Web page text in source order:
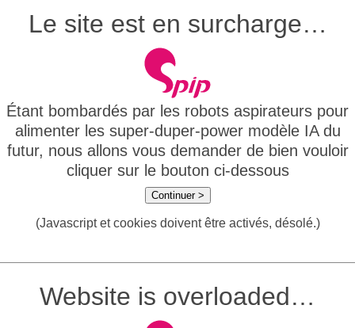
Le site est en surcharge…
Étant bombardés par les robots aspirateurs pour
alimenter les super-duper-power modèle IA du
futur, nous allons vous demander de bien vouloir
cliquer sur le bouton ci-dessous
Continuer >
(Javascript et cookies doivent être activés, désolé.)
Website is overloaded…